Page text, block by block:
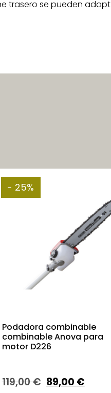
trasero se pueden
- 25%
Podadora combinable
combinable Anova para
motor D226
119,00€ 89,00 €